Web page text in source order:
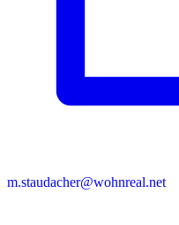
m.staudacher@wohnreal.net